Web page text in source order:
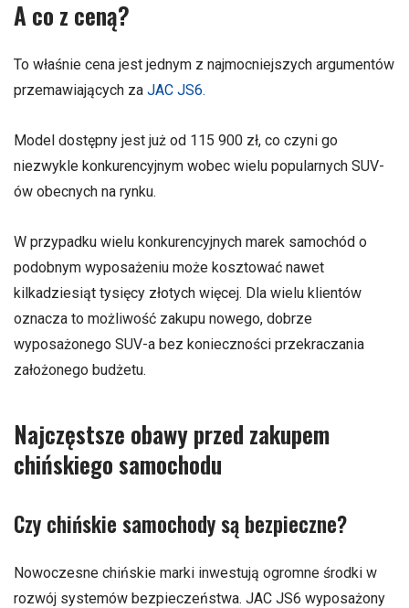
A co z ceną?
To właśnie cena jest jednym z najmocniejszych argumentów
przemawiających za JAC JS6.
Model dostępny jest już od 115 900 zł, co czyni go
niezwykle konkurencyjnym wobec wielu popularnych SUV-
ów obecnych na rynku.
W przypadku wielu konkurencyjnych marek samochód o
podobnym wyposażeniu może kosztować nawet
kilkadziesiąt tysięcy złotych więcej. Dla wielu klientów
oznacza to możliwość zakupu nowego, dobrze
wyposażonego SUV-a bez konieczności przekraczania
założonego budżetu.
Najczęstsze obawy przed zakupem
chińskiego samochodu
Czy chińskie samochody są bezpieczne?
Nowoczesne chińskie marki inwestują ogromne środki w
rozwój systemów bezpieczeństwa. JAC JS6 wyposażony